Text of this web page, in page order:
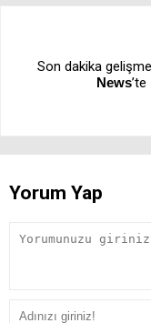
Son dakika
News’te
Yorum Yap